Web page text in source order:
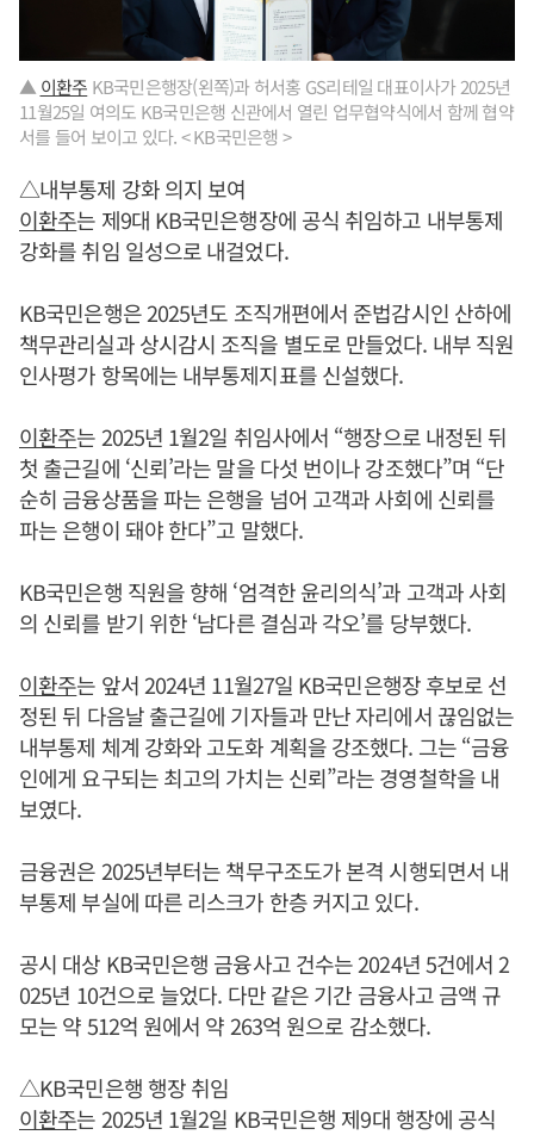
▲ 이환주 KB국민은행장(왼쪽)과 허서홍 GS리테일 대표이사가 2025년
11월25일 여의도 KB국민은행 신관에서 열린 업무협약식에서 함께 협약
서를 들어 보이고 있다. < KB국민은행 >
△내부통제 강화 의지 보여
이환주는 제9대 KB국민은행장에 공식 취임하고 내부통제
강화를 취임 일성으로 내걸었다.
KB국민은행은 2025년도 조직개편에서 준법감시인 산하에
책무관리실과 상시감시 조직을 별도로 만들었다. 내부 직원
인사평가 항목에는 내부통제지표를 신설했다.
이환주는 2025년 1월2일 취임사에서 “행장으로 내정된 뒤
첫 출근길에 ‘신뢰’라는 말을 다섯 번이나 강조했다”며 “단
순히 금융상품을 파는 은행을 넘어 고객과 사회에 신뢰를
파는 은행이 돼야 한다”고 말했다.
KB국민은행 직원을 향해 ‘엄격한 윤리의식’과 고객과 사회
의 신뢰를 받기 위한 ‘남다른 결심과 각오’를 당부했다.
이환주는 앞서 2024년 11월27일 KB국민은행장 후보로 선
정된 뒤 다음날 출근길에 기자들과 만난 자리에서 끊임없는
내부통제 체계 강화와 고도화 계획을 강조했다. 그는 “금융
인에게 요구되는 최고의 가치는 신뢰”라는 경영철학을 내
보였다.
금융권은 2025년부터는 책무구조도가 본격 시행되면서 내
부통제 부실에 따른 리스크가 한층 커지고 있다.
공시 대상 KB국민은행 금융사고 건수는 2024년 5건에서 2
025년 10건으로 늘었다. 다만 같은 기간 금융사고 금액 규
모는 약 512억 원에서 약 263억 원으로 감소했다.
△KB국민은행 행장 취임
이환주는 2025년 1월2일 KB국민은행 제9대 행장에 공식